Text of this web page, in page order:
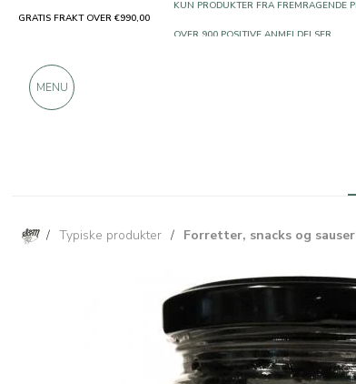
/ Typiske produkter / Forretter, snacks og sauser
GRATIS FRAKT OVER €990,00
MENU